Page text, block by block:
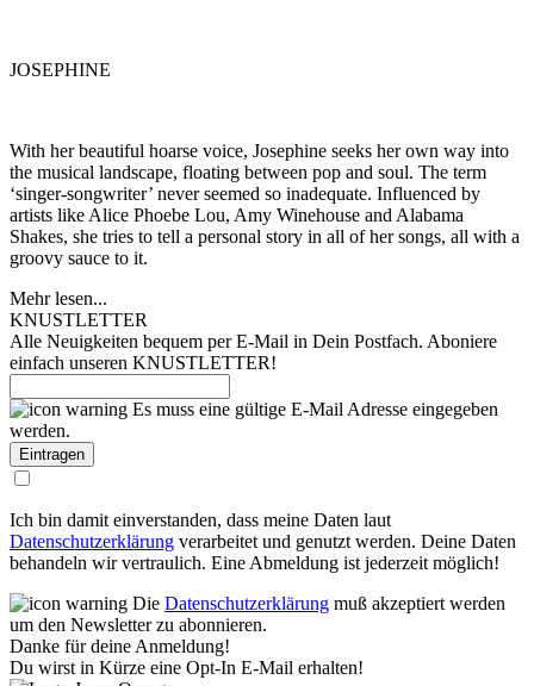
JOSEPHINE
With her beautiful hoarse voice, Josephine seeks her own way into
the musical landscape, floating between pop and soul. The term
‘singer-songwriter’ never seemed so inadequate. Influenced by
artists like Alice Phoebe Lou, Amy Winehouse and Alabama
Shakes, she tries to tell a personal story in all of her songs, all with a
groovy sauce to it.
Mehr lesen...
KNUSTLETTER
Alle Neuigkeiten bequem per E-Mail in Dein Postfach. Aboniere
einfach unseren KNUSTLETTER!
Es muss eine gültige E-Mail Adresse eingegeben
werden.
Ich bin damit einverstanden, dass meine Daten laut
Datenschutzerklärung verarbeitet und genutzt werden. Deine Daten
behandeln wir vertraulich. Eine Abmeldung ist jederzeit möglich!
Die Datenschutzerklärung muß akzeptiert werden
um den Newsletter zu abonnieren.
Danke für deine Anmeldung!
Du wirst in Kürze eine Opt-In E-Mail erhalten!